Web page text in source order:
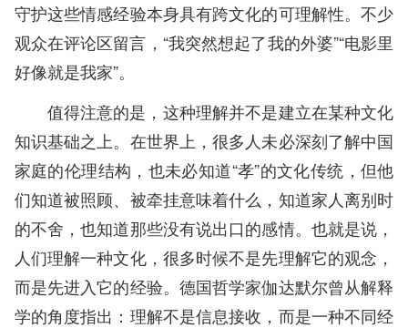
守护这些情感经验本身具有跨文化的可理解性。不少
观众在评论区留言，“我突然想起了我的外婆”“电影里
好像就是我家”。
值得注意的是，这种理解并不是建立在某种文化
知识基础之上。在世界上，很多人未必深刻了解中国
家庭的伦理结构，也未必知道“孝”的文化传统，但他
们知道被照顾、被牵挂意味着什么，知道家人离别时
的不舍，也知道那些没有说出口的感情。也就是说，
人们理解一种文化，很多时候不是先理解它的观念，
而是先进入它的经验。德国哲学家伽达默尔曾从解释
学的角度指出：理解不是信息接收，而是一种不同经